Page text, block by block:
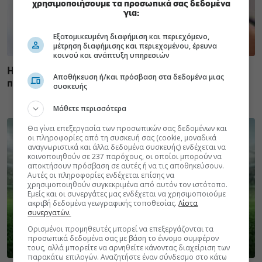
Η αποφυγή 3 παραγόντων κινδύνου στη μέση ηλικία
προσθέτει 13 χρόνια χωρίς άνοια [μελέτη]
χρησιμοποιήσουμε τα προσωπικά σας δεδομένα
για:
Εξατομικευμένη διαφήμιση και περιεχόμενο,
μέτρηση διαφήμισης και περιεχομένου, έρευνα
κοινού και ανάπτυξη υπηρεσιών
Αποθήκευση ή/και πρόσβαση στα δεδομένα μιας
συσκευής
Μάθετε περισσότερα
Θα γίνει επεξεργασία των προσωπικών σας δεδομένων και
οι πληροφορίες από τη συσκευή σας (cookie, μοναδικά
αναγνωριστικά και άλλα δεδομένα συσκευής) ενδέχεται να
κοινοποιηθούν σε 237 παρόχους, οι οποίοι μπορούν να
αποκτήσουν πρόσβαση σε αυτές ή να τις αποθηκεύσουν.
Αυτές οι πληροφορίες ενδέχεται επίσης να
χρησιμοποιηθούν συγκεκριμένα από αυτόν τον ιστότοπο.
Εμείς και οι συνεργάτες μας ενδέχεται να χρησιμοποιούμε
ακριβή δεδομένα γεωγραφικής τοποθεσίας.Λίστα
συνεργατών.
Ορισμένοι προμηθευτές μπορεί να επεξεργάζονται τα
προσωπικά δεδομένα σας με βάση το έννομο συμφέρον
τους, αλλά μπορείτε να αρνηθείτε κάνοντας διαχείριση των
παρακάτω επιλογών. Αναζητήστε έναν σύνδεσμο στο κάτω